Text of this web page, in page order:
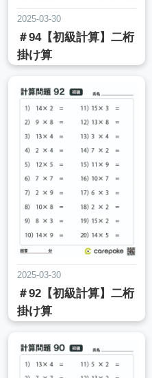
2025-03-30
＃94【初級計算】二桁
掛け算
2025-03-30
＃92【初級計算】二桁
掛け算